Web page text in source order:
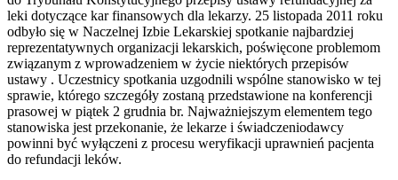
leki dotyczące kar finansowych dla lekarzy. 25 listopada 2011 roku
odbyło się w Naczelnej Izbie Lekarskiej spotkanie najbardziej
reprezentatywnych organizacji lekarskich, poświęcone problemom
związanym z wprowadzeniem w życie niektórych przepisów
ustawy . Uczestnicy spotkania uzgodnili wspólne stanowisko w tej
sprawie, którego szczegóły zostaną przedstawione na konferencji
prasowej w piątek 2 grudnia br. Najważniejszym elementem tego
stanowiska jest przekonanie, że lekarze i świadczeniodawcy
powinni być wyłączeni z procesu weryfikacji uprawnień pacjenta
do refundacji leków.